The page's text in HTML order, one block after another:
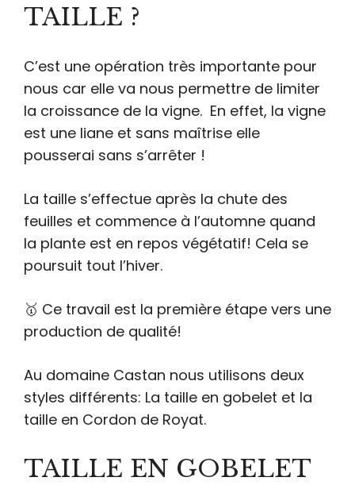
TAILLE ?
C’est une opération très importante pour
nous car elle va nous permettre de limiter
la croissance de la vigne. En effet, la vigne
est une liane et sans maîtrise elle
pousserai sans s’arrêter !
La taille s’effectue après la chute des
feuilles et commence à l’automne quand
la plante est en repos végétatif! Cela se
poursuit tout l’hiver.
🥇 Ce travail est la première étape vers une
production de qualité!
Au domaine Castan nous utilisons deux
styles différents: La taille en gobelet et la
taille en Cordon de Royat.
TAILLE EN GOBELET